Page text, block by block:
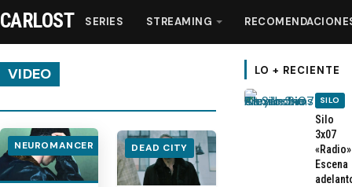
Streaming
CARLOST SERIES STREAMING
VIDEO
NEUROMANCER DEAD CITY
LO + RECIENTE
SILO
Silo
3x07
Escena